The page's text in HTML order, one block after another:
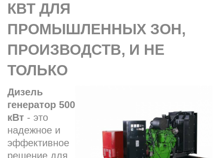
КВТ ДЛЯ
ПРОМЫШЛЕННЫХ ЗОН,
ПРОИЗВОДСТВ, И НЕ
ТОЛЬКО
Дизель
генератор 500
кВт - это
надежное и
эффективное
решение для